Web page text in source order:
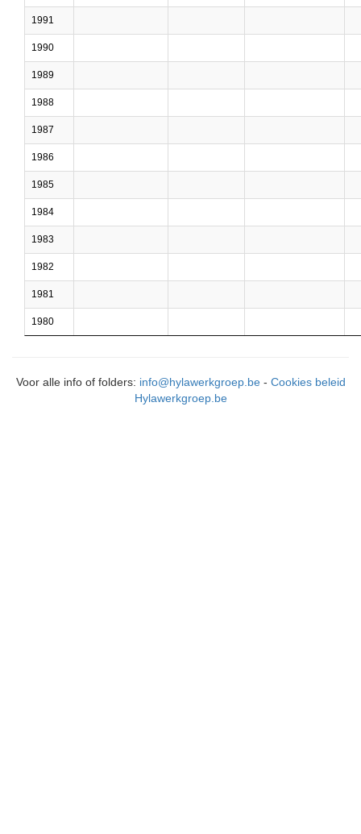
1991
1990
1989
1988
1987
1986
1985
1984
1983
1982
1981
1980
Voor alle info of folders: info@hylawerkgroep.be- Cookies beleid
Hylawerkgroep.be